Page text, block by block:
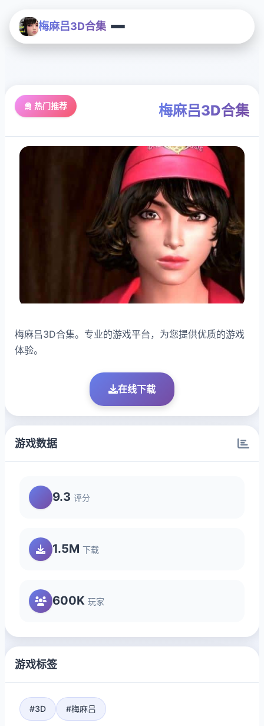
梅麻吕3D合集
🛅 热门推荐 梅麻吕3D合集
梅麻吕3D合集。专业的游戏平台，为您提供优质的游戏
体验。
在线下载
游戏数据
9.3 评分
1.5M 下载
600K 玩家
游戏标签
#3D #梅麻吕